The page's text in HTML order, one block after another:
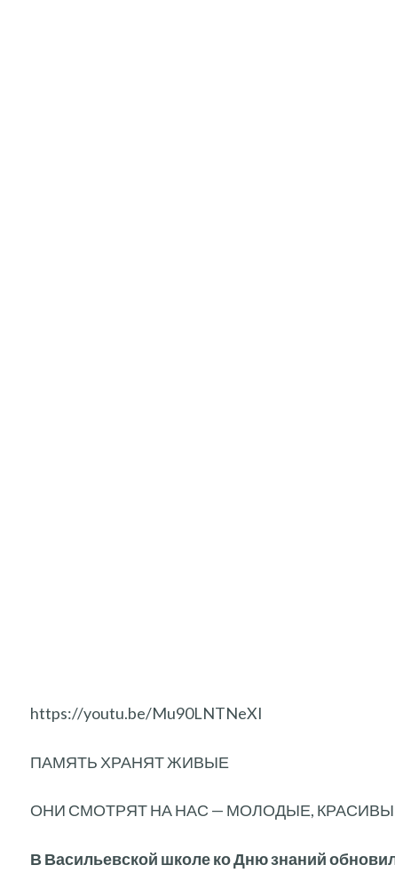
https://youtu.be/Mu90LNTNeXI
ПАМЯТЬ ХРАНЯТ ЖИВЫЕ
ОНИ СМОТРЯТ НА НАС — МОЛОДЫЕ,
В Васильевской школе ко Дню знаний